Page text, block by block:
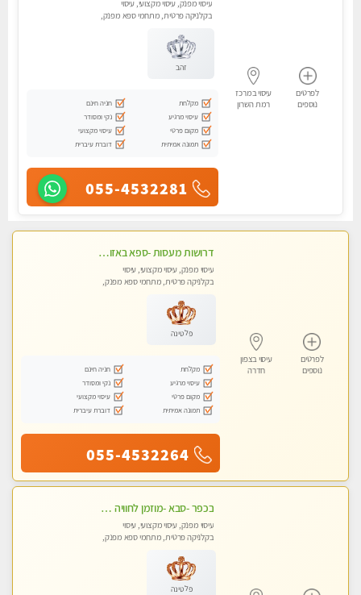
לפרטים
נוספים
עיסוי במרכז
רמת השרון
עיסוי מפנק, עיסוי מקצועי, עיסוי
בקלניקה פרטית, מתחמי ספא מפנק,
זהב
מקלחת
חניה חינם
עיסוי מרגיע
נקי ומסודר
מקום פרטי
עיסוי מקצועי
תמונה אמיתית
דוברת עיברית
055-4532281
לפרטים
נוספים
עיסוי בצפון
חדרה
דרושות מעסות -ספא באזור השרון -טל -055-9641454‬
עיסוי מפנק, עיסוי מקצועי, עיסוי
בקלניקה פרטית, מתחמי ספא מפנק,
פלטינה
מקלחת
חניה חינם
עיסוי מרגיע
נקי ומסודר
מקום פרטי
עיסוי מקצועי
תמונה אמיתית
דוברת עיברית
055-4532264
בכפר -סבא -מוזמן לחוויה בלתי נשכחת!!!עיסוי מפנק ביותר מומלץ לחלוטין!!!
עיסוי מפנק, עיסוי מקצועי, עיסוי
בקלניקה פרטית, מתחמי ספא מפנק,
פלטינה